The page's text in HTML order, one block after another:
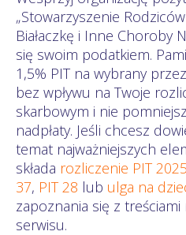
„Stowarzyszenie
Białaczkę i Inne Choroby
się swoim podatkiem.
1,5% PIT na wybrany
bez wpływu na Twoje
skarbowym i nie
nadpłaty. Jeśli chcesz
temat najważniejszych
składa rozliczenie PIT 2025
37, PIT 28 lub ulga na
zapoznania się z
serwisu.